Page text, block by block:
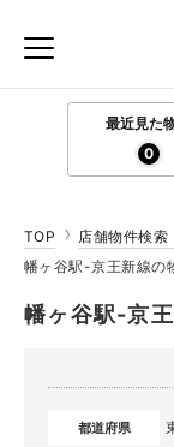
最近見た
0
TOP
店舗物件検索
幡ヶ谷駅-京王新線の
幡ヶ谷駅-京
都道府県